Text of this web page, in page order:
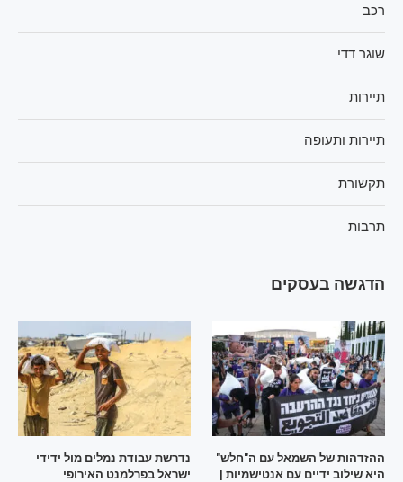
רכב
שוגר דדי
תיירות
תיירות ותעופה
תקשורת
תרבות
הדגשה בעסקים
ההזדהות של השמאל עם ה"חלש"
היא שילוב ידיים עם אנטישמיות |
נדרשת עבודת נמלים מול ידידי
ישראל בפרלמנט האירופי